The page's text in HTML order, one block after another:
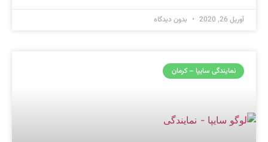
آوریل 26, 2020 بدون دیدگاه
نمایندگی سایپا – کرمان